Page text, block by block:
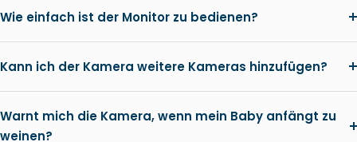
Wie einfach ist der Monitor zu bedienen?
Kann ich der Kamera weitere Kameras hinzufügen?
Warnt mich die Kamera, wenn mein Baby anfängt zu
weinen?